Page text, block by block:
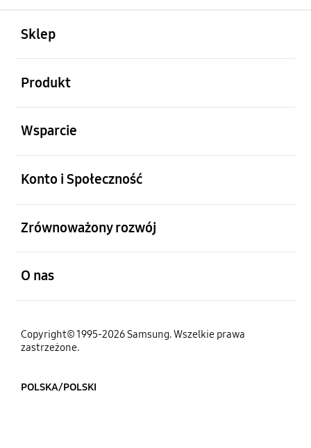
Sklep
Produkt
Wsparcie
Konto i Społeczność
Zrównoważony rozwój
O nas
Copyright© 1995-2026 Samsung. Wszelkie prawa
zastrzeżone.
POLSKA/POLSKI